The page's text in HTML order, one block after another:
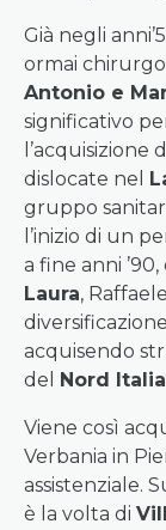
Già negli
ormai
Antonio e
significativo
l’acquisizione
dislocate nel
gruppo
l’inizio di un
a fine anni
Laura,
acquisendo
del Nord Italia
Viene così
Verbania in
assistenziale.
è la volta di